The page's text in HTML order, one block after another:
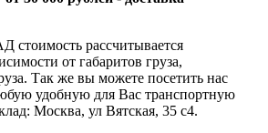
стоимость рассчитывается
от габаритов груза,
Так же вы можете посетить нас
удобную для Вас транспортную
Москва, ул Вятская, 35 c4.